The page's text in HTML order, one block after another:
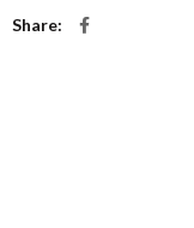
Share